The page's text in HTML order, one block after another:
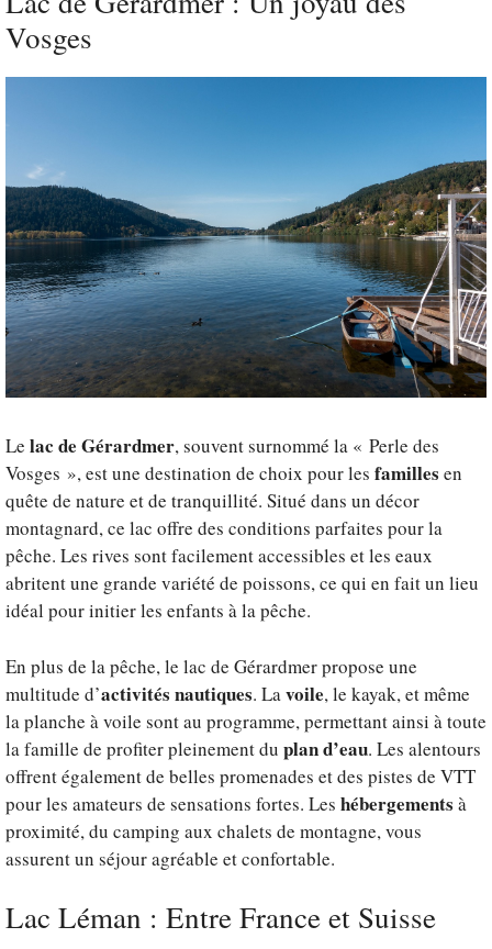
Vosges
Le lac de Gérardmer, souvent surnommé la « Perle des
Vosges », est une destination de choix pour les familles en
quête de nature et de tranquillité. Situé dans un décor
montagnard, ce lac offre des conditions parfaites pour la
pêche. Les rives sont facilement accessibles et les eaux
abritent une grande variété de poissons, ce qui en fait un lieu
idéal pour initier les enfants à la pêche.
En plus de la pêche, le lac de Gérardmer propose une
multitude d’activités nautiques. Lavoile, le kayak, et même
la planche à voile sont au programme, permettant ainsi à toute
la famille de profiter pleinement du plan d’eau. Les alentours
offrent également de belles promenades et des pistes de VTT
pour les amateurs de sensations fortes. Les hébergements à
proximité, du camping aux chalets de montagne, vous
assurent un séjour agréable et confortable.
Lac Léman : Entre France et Suisse